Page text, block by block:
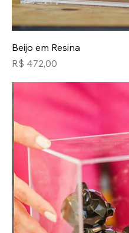
Beijo em Resina
Preço
R$ 472,00